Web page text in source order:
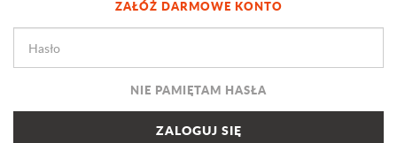
ZAŁÓŻ DARMOWE KONTO
NIE PAMIĘTAM HASŁA